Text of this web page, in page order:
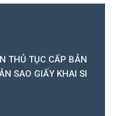
CẤP BẢN SAO TRÍCH
KHAI SINH